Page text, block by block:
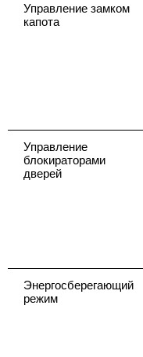
Управление замком
капота
Управление
блокираторами
дверей
Энергосберегающий
режим